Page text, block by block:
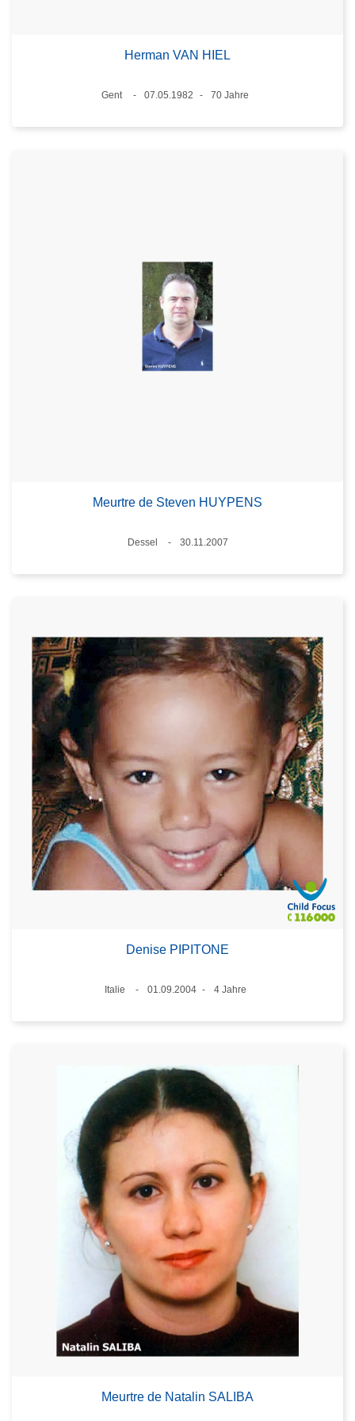
Herman VAN HIEL
Standort
Gent
07.05.1982
70 Jahre
Meurtre de Steven HUYPENS
Standort
Dessel
30.11.2007
Denise PIPITONE
Standort
Italie
01.09.2004
4 Jahre
Meurtre de Natalin SALIBA